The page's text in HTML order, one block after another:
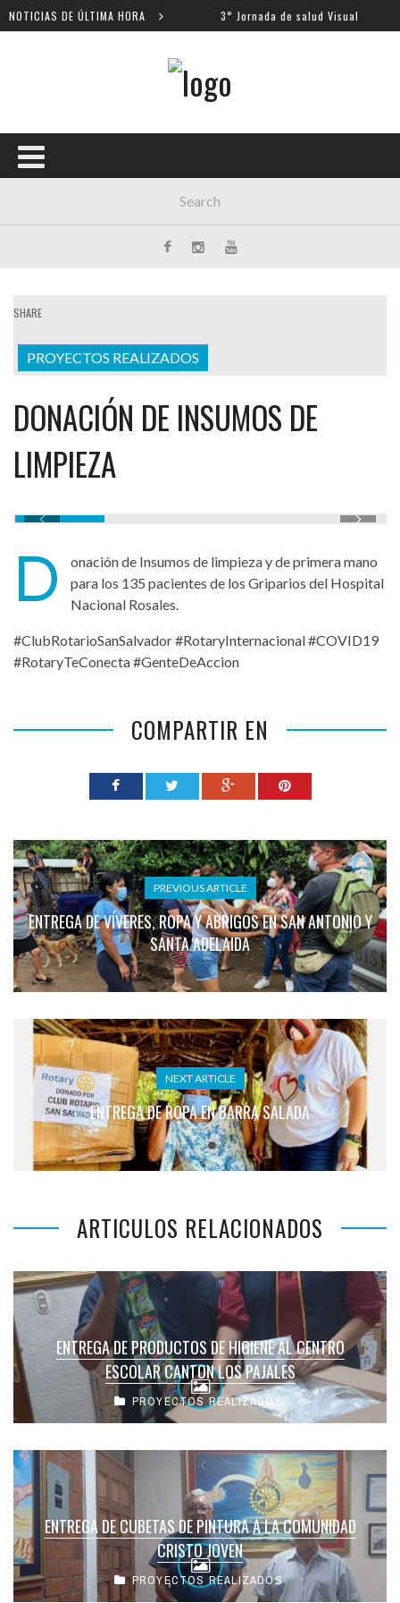
NOTICIAS DE ÚLTIMA HORA
escolares 3° Jornada de salud Visual
SHARE
PROYECTOS REALIZADOS
DONACIÓN DE INSUMOS DE
LIMPIEZA
D
onación de Insumos de limpieza y de primera mano
para los 135 pacientes de los Griparios del Hospital
Nacional Rosales.
#ClubRotarioSanSalvador #RotaryInternacional #COVID19
#RotaryTeConecta #GenteDeAccion
COMPARTIR EN
PREVIOUS ARTICLE
ENTREGA DE VÍVERES, ROPA Y ABRIGOS EN SAN ANTONIO Y
SANTA ADELAIDA
NEXT ARTICLE
ENTREGA DE ROPA EN BARRA SALADA
ARTICULOS RELACIONADOS
ENTREGA DE PRODUCTOS DE HIGIENE AL CENTRO
ESCOLAR CANTON LOS PAJALES
PROYECTOS REALIZADOS
ENTREGA DE CUBETAS DE PINTURA A LA COMUNIDAD
CRISTO JOVEN
PROYECTOS REALIZADOS